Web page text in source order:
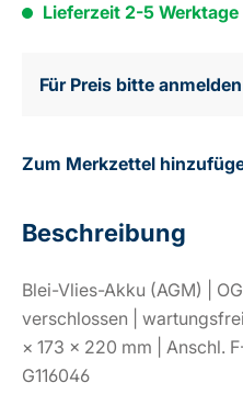
Lieferzeit 2-5 Werktage
Für Preis bitte anmelden
Zum Merkzettel
Beschreibung
Blei-Vlies-Akku (AGM) |
verschlossen |
× 173 × 220 mm | Anschl.
G116046